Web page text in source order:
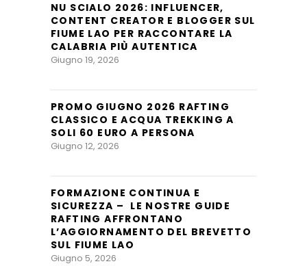
NU SCIALO 2026: INFLUENCER,
CONTENT CREATOR E BLOGGER SUL
FIUME LAO PER RACCONTARE LA
CALABRIA PIÙ AUTENTICA
Giugno 19, 2026
PROMO GIUGNO 2026 RAFTING
CLASSICO E ACQUA TREKKING A
SOLI 60 EURO A PERSONA
Giugno 12, 2026
FORMAZIONE CONTINUA E
SICUREZZA – LE NOSTRE GUIDE
RAFTING AFFRONTANO
L’AGGIORNAMENTO DEL BREVETTO
SUL FIUME LAO
Giugno 5, 2026